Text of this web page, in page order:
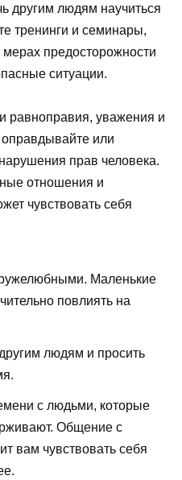
другим людям научиться
тренинги и семинары,
предосторожности
ситуации.
равноправия, уважения и
или
прав человека.
отношения и
чувствовать себя
Маленькие
повлиять на
людям и просить
с людьми, которые
Общение с
вам чувствовать себя